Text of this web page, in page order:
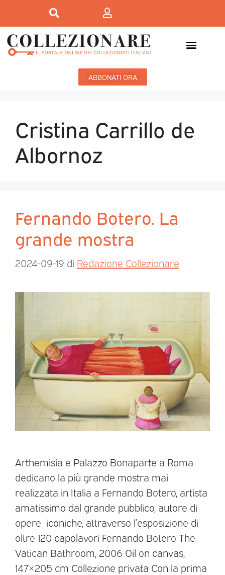
ABBONATI ORA
Cristina Carrillo de
Albornoz
Fernando Botero. La
grande mostra
2024-09-19 di Redazione Collezionare
Arthemisia e Palazzo Bonaparte a Roma
dedicano la più grande mostra mai
realizzata in Italia a Fernando Botero, artista
amatissimo dal grande pubblico, autore di
opere iconiche, attraverso l’esposizione di
oltre 120 capolavori Fernando Botero The
Vatican Bathroom, 2006 Oil on canvas,
147×205 cm Collezione privata Con la prima